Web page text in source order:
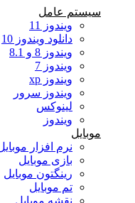
سیستم عامل
ویندوز 11
دانلود ویندوز 10
ویندوز 8 و 8.1
ویندوز 7
ویندوز xp
ویندوز سرور
لینوکس
ویندوز
نرم افزار موبایل
بازی موبایل
رینگتون موبایل
تم موبایل
نقشه موبایل